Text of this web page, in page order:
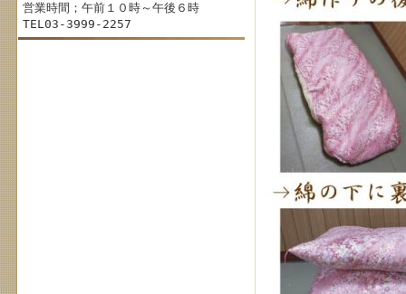
営業時間；午前１０時～午後６時
TEL03-3999-2257